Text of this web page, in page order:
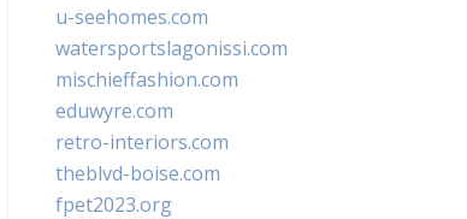
u-seehomes.com
watersportslagonissi.com
mischieffashion.com
eduwyre.com
retro-interiors.com
theblvd-boise.com
fpet2023.org